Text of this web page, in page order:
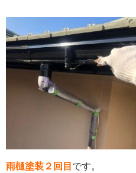
雨樋塗装２回目 です。